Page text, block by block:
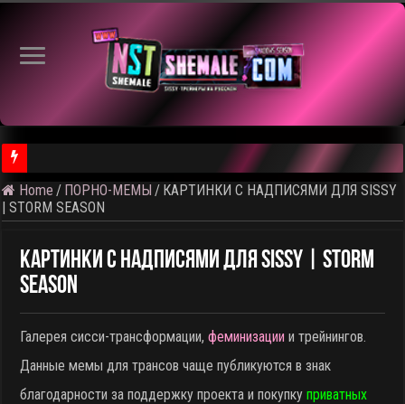
⚠️ Результаты голосования и тема следующего откртытого
Home / ПОРНО-МЕМЫ / КАРТИНКИ С НАДПИСЯМИ ДЛЯ SISSY
| STORM SEASON
КАРТИНКИ С НАДПИСЯМИ ДЛЯ SISSY | STORM
SEASON
Галерея сисси-трансформации,феминизации и трейнингов.
Данные мемы для трансов чаще публикуются в знак
благодарности за поддержку проекта и покупкуприватных